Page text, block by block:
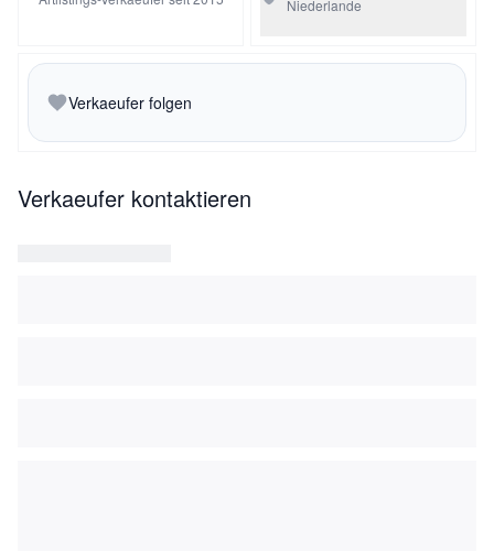
Niederlande
Verkaeufer folgen
Verkaeufer kontaktieren